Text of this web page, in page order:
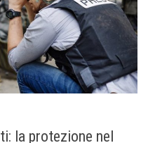
la protezione nel